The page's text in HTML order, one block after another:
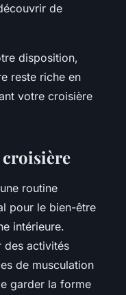
de
disposition,
reste riche en
votre croisière
croisière
routine
pour le bien-être
intérieure.
des activités
de musculation
garder la forme